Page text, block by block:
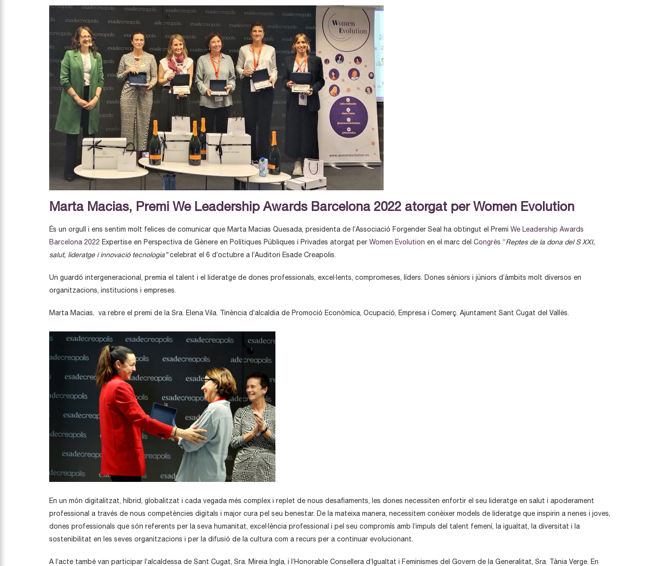
Marta Macias, Premi We Leadership Awards Barcelona 2022 atorgat per Women Evolution
És un orgull i ens sentim molt felices de comunicar que Marta Macias Quesada, presidenta de l’Associació Forgender Seal ha obtingut el Premi We Leadership Awards
Barcelona 2022 Expertise en Perspectiva de Gènere en Polítiques Públiques i Privades atorgat per Women Evolution en el marc del Congrés “Reptes de la dona del S XXI,
salut, lideratge i innovació tecnologia”celebrat el 6 d’octubre a l’Auditori Esade Creapolis.
Un guardó intergeneracional, premia el talent i el lideratge de dones professionals, excel·lents, compromeses, líders. Dones sèniors i júniors d’àmbits molt diversos en
organitzacions, institucions i empreses.
Marta Macias, va rebre el premi de la Sra. Elena Vila. Tinència d’alcaldia de Promoció Econòmica, Ocupació, Empresa i Comerç. Ajuntament Sant Cugat del Vallès.
En un món digitalitzat, híbrid, globalitzat i cada vegada més complex i replet de nous desafiaments, les dones necessiten enfortir el seu lideratge en salut i apoderament
professional a través de nous competències digitals i major cura pel seu benestar. De la mateixa manera, necessitem conèixer models de lideratge que inspirin a nenes i joves,
dones professionals que són referents per la seva humanitat, excel·lència professional i pel seu compromís amb l’impuls del talent femení, la igualtat, la diversitat i la
sostenibilitat en les seves organitzacions i per la difusió de la cultura com a recurs per a continuar evolucionant.
A l’acte també van participar l’alcaldessa de Sant Cugat, Sra. Mireia Ingla, i l’Honorable Consellera d’Igualtat i Feminismes del Govern de la Generalitat, Sra. Tània Verge. En